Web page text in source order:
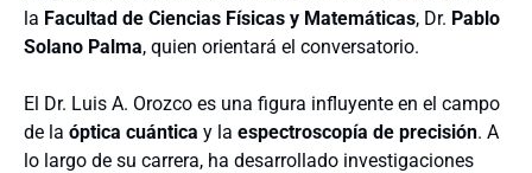
la Facultad de Ciencias Físicas y Matemáticas, Dr. Pablo
Solano Palma, quien orientará el conversatorio.
El Dr. Luis A. Orozco es una figura influyente en el campo
de la óptica cuántica y la espectroscopía de precisión. A
lo largo de su carrera, ha desarrollado investigaciones